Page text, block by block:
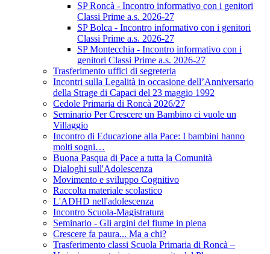
SP Roncà - Incontro informativo con i genitori
Classi Prime a.s. 2026-27
SP Bolca - Incontro informativo con i genitori
Classi Prime a.s. 2026-27
SP Montecchia - Incontro informativo con i
genitori Classi Prime a.s. 2026-27
Trasferimento uffici di segreteria
Incontri sulla Legalità in occasione dell’Anniversario
della Strage di Capaci del 23 maggio 1992
Cedole Primaria di Roncà 2026/27
Seminario Per Crescere un Bambino ci vuole un
Villaggio
Incontro di Educazione alla Pace: I bambini hanno
molti sogni…
Buona Pasqua di Pace a tutta la Comunità
Dialoghi sull'Adolescenza
Movimento e sviluppo Cognitivo
Raccolta materiale scolastico
L'ADHD nell'adolescenza
Incontro Scuola-Magistratura
Seminario - Gli argini del fiume in piena
Crescere fa paura... Ma a chi?
Trasferimento classi Scuola Primaria di Roncà –